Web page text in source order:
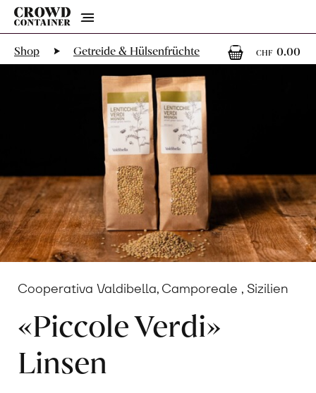
Menu
Shop Getreide & Hülsenfrüchte
CHF 0.000
Cooperativa Valdibella, Camporeale , Sizilien
«Piccole Verdi»
Linsen